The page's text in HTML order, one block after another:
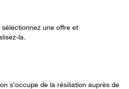
sélectionnez une offre et
la.
s’occupe de la résiliation auprès de